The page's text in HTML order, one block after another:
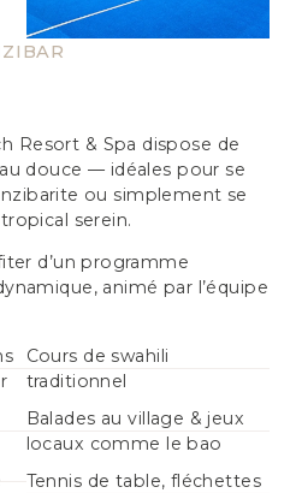
Resort & Spa dispose de
douce — idéales pour se
ou simplement se
serein.
d’un programme
animé par l’équipe
Cours de swahili
traditionnel
Balades au village & jeux
locaux comme le bao
Tennis de table, fléchettes